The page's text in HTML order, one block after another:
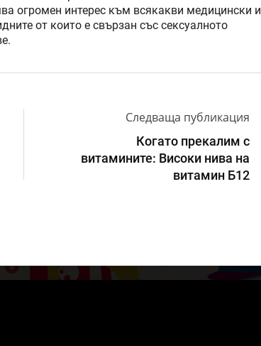
огромен интерес към всякакви медицински и
от които е свързан със сексуалното
Следваща публикация
Когато прекалим с
витамините: Високи нива на
витамин Б12